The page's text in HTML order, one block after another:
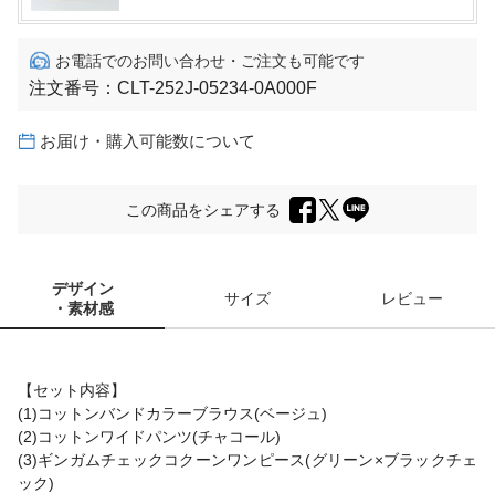
お電話でのお問い合わせ・ご注文も可能です
注文番号： CLT-252J-05234-0A000F
お届け・購入可能数について
この商品をシェアする
デザイン
・素材感
サイズ レビュー
【セット内容】
(1)コットンバンドカラーブラウス(ベージュ)
(2)コットンワイドパンツ(チャコール)
(3)ギンガムチェックコクーンワンピース(グリーン×ブラックチェ
ック)